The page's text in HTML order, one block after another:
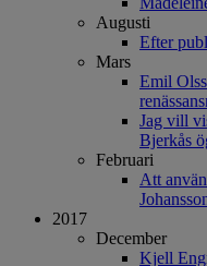
Augusti
Efter
Mars
Emil
Jag vill
Bjerkås
Februari
Att
2017
December
Kjell